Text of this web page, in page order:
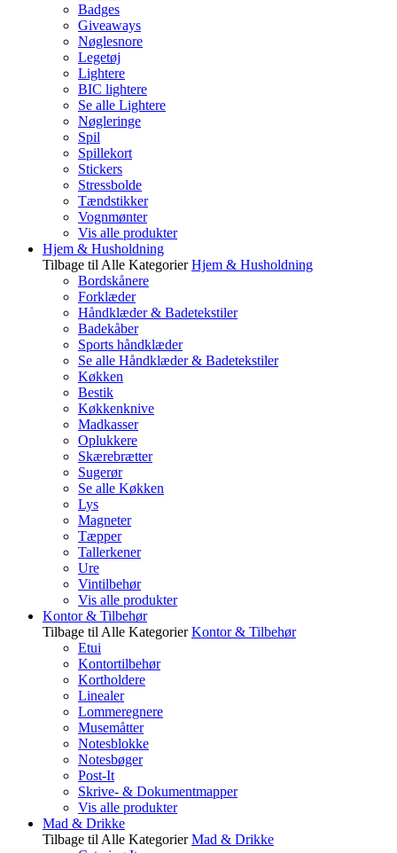
Badges
Giveaways
Nøglesnore
Legetøj
Lightere
BIC lightere
Se alle Lightere
Nøgleringe
Spil
Spillekort
Stickers
Stressbolde
Tændstikker
Vognmønter
Vis alle produkter
Hjem & Husholdning
Tilbage til Alle Kategorier Hjem & Husholdning
Bordskånere
Forklæder
Håndklæder & Badetekstiler
Badekåber
Sports håndklæder
Se alle Håndklæder & Badetekstiler
Køkken
Bestik
Køkkenknive
Madkasser
Oplukkere
Skærebrætter
Sugerør
Se alle Køkken
Lys
Magneter
Tæpper
Tallerkener
Ure
Vintilbehør
Vis alle produkter
Kontor & Tilbehør
Tilbage til Alle Kategorier Kontor & Tilbehør
Etui
Kontortilbehør
Kortholdere
Linealer
Lommeregnere
Musemåtter
Notesblokke
Notesbøger
Post-It
Skrive- & Dokumentmapper
Vis alle produkter
Mad & Drikke
Tilbage til Alle Kategorier Mad & Drikke